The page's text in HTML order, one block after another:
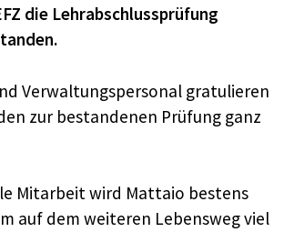
die Lehrabschlussprüfung
Verwaltungspersonal gratulieren
zur bestandenen Prüfung ganz
Mitarbeit wird Mattaio bestens
auf dem weiteren Lebensweg viel